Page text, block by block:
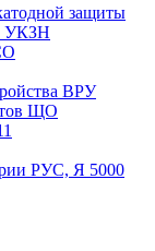
защиты
УКЗН
ВРУ
ЩО
РУС, Я 5000